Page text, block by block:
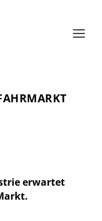
erwartet